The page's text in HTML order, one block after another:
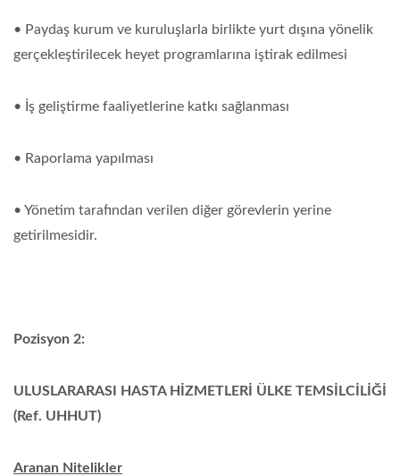
• Paydaş kurum ve kuruluşlarla birlikte yurt dışına yönelik
gerçekleştirilecek heyet programlarına iştirak edilmesi
• İş geliştirme faaliyetlerine katkı sağlanması
• Raporlama yapılması
• Yönetim tarafından verilen diğer görevlerin yerine
getirilmesidir.
Pozisyon 2:
ULUSLARARASI HASTA HİZMETLERİ ÜLKE TEMSİLCİLİĞİ
(Ref. UHHUT)
Aranan Nitelikler